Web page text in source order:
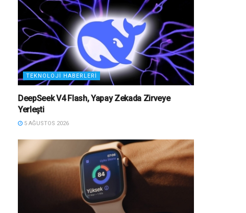
TEKNOLOJI HABERLERI
DeepSeek V4 Flash, Yapay Zekada Zirveye
Yerleşti
5 AĞUSTOS 2026